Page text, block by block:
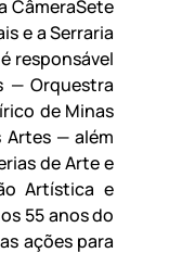
CâmeraSete
e a Serraria
responsável
— Orquestra
de Minas
Artes — além
de Arte e
Artística e
55 anos do
ações para